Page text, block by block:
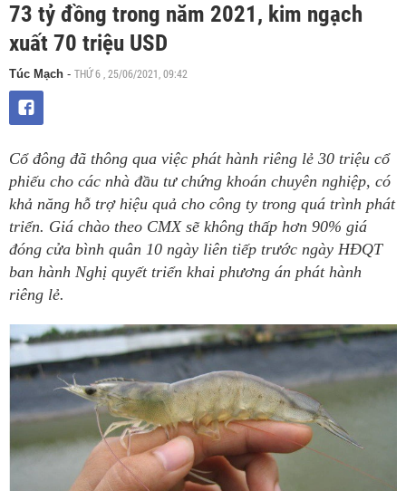
73 tỷ đồng trong năm 2021, kim ngạch
xuất 70 triệu USD
Túc Mạch - THỨ 6 , 25/06/2021, 09:42
Cổ đông đã thông qua việc phát hành riêng lẻ 30 triệu cổ
phiếu cho các nhà đầu tư chứng khoán chuyên nghiệp, có
khả năng hỗ trợ hiệu quả cho công ty trong quá trình phát
triển. Giá chào theo CMX sẽ không thấp hơn 90% giá
đóng cửa bình quân 10 ngày liên tiếp trước ngày HĐQT
ban hành Nghị quyết triển khai phương án phát hành
riêng lẻ.